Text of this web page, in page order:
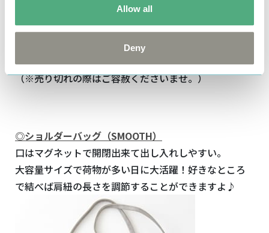
Allow all
Deny
[素材]合成皮革、ポリエステル
[サイズ]約H7.5×W11.5cm
[発売元]株式会社エフエービージャパン
（※売り切れの際はご容赦くださいませ。）
◎ショルダーバッグ （SMOOTH）
口はマグネットで開閉出来て出し入れしやすい。
大容量サイズで荷物が多い日に大活躍！好きなところ
で結べば肩紐の長さを調節することができますよ♪